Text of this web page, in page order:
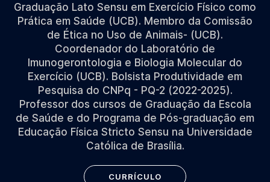
Graduação Lato Sensu em Exercício Físico como
Prática em Saúde (UCB). Membro da Comissão
de Ética no Uso de Animais- (UCB).
Coordenador do Laboratório de
Imunogerontologia e Biologia Molecular do
Exercício (UCB). Bolsista Produtividade em
Pesquisa do CNPq - PQ-2 (2022-2025).
Professor dos cursos de Graduação da Escola
de Saúde e do Programa de Pós-graduação em
Educação Física Stricto Sensu na Universidade
Católica de Brasília.
CURRÍCULO